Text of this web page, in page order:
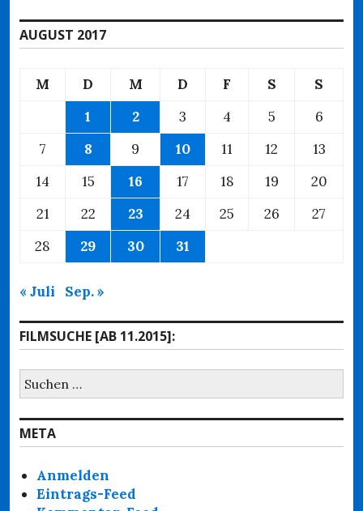
AUGUST 2017
M D M D F S
S
1
2 3 4 5
6
7
8 9 10 11 12
13
14
15 16 17 18 19
20
21
22 23 24 25 26
27
28
29 30 31
« Juli Sep. »
FILMSUCHE [AB 11.2015]:
Suchen
nach:
META
Anmelden
Eintrags-Feed